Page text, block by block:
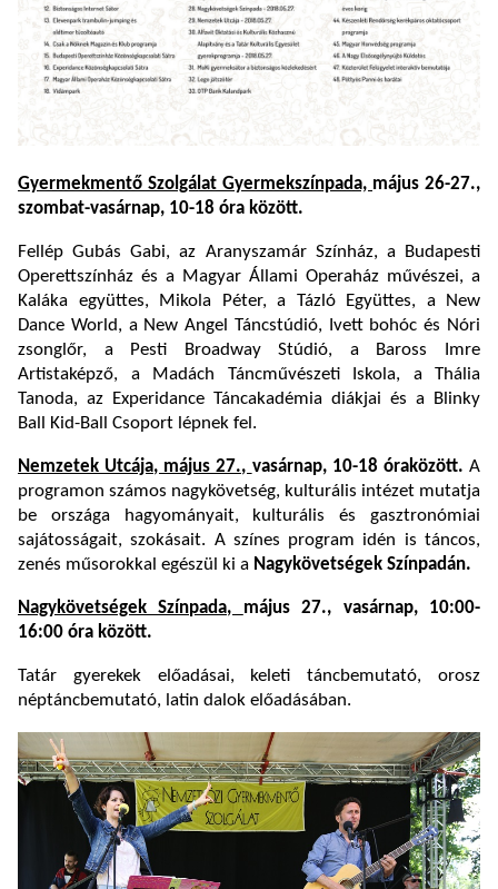
Gyermekmentő Szolgálat Gyermekszínpada, május 26-27.,
szombat-vasárnap, 10-18 óra között.
Fellép Gubás Gabi, az Aranyszamár Színház, a Budapesti
Operettszínház és a Magyar Állami Operaház művészei, a
Kaláka együttes, Mikola Péter, a Tázló Együttes, a New
Dance World, a New Angel Táncstúdió, Ivett bohóc és Nóri
zsonglőr, a Pesti Broadway Stúdió, a Baross Imre
Artistaképző, a Madách Táncművészeti Iskola, a Thália
Tanoda, az Experidance Táncakadémia diákjai és a Blinky
Ball Kid-Ball Csoport lépnek fel.
Nemzetek Utcája, május 27., vasárnap, 10-18 óraközött. A
programon számos nagykövetség, kulturális intézet mutatja
be országa hagyományait, kulturális és gasztronómiai
sajátosságait, szokásait. A színes program idén is táncos,
zenés műsorokkal egészül ki a Nagykövetségek Színpadán.
Nagykövetségek Színpada, május 27., vasárnap, 10:00-
16:00 óra között.
Tatár gyerekek előadásai, keleti táncbemutató, orosz
néptáncbemutató, latin dalok előadásában.